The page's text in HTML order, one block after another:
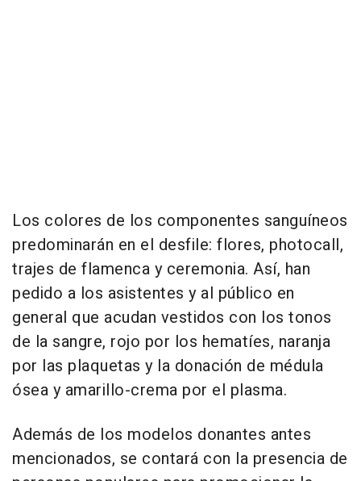
Los colores de los componentes sanguíneos
predominarán en el desfile: flores, photocall,
trajes de flamenca y ceremonia. Así, han
pedido a los asistentes y al público en
general que acudan vestidos con los tonos
de la sangre, rojo por los hematíes, naranja
por las plaquetas y la donación de médula
ósea y amarillo-crema por el plasma.
Además de los modelos donantes antes
mencionados, se contará con la presencia de